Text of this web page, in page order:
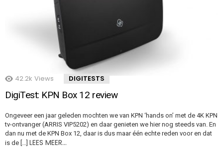
42.2k Views DIGITESTS
DigiTest: KPN Box 12 review
Ongeveer een jaar geleden mochten we van KPN ‘hands on’ met de 4K KPN
tv-ontvanger (ARRIS VIP5202) en daar genieten we hier nog steeds van. En
dan nu met de KPN Box 12, daar is dus maar één echte reden voor en dat
is de […] LEES MEER…